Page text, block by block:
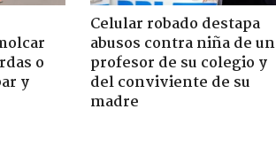
o
y
Celular robado destapa
abusos contra niña de un
profesor de su colegio y
del conviviente de su
madre